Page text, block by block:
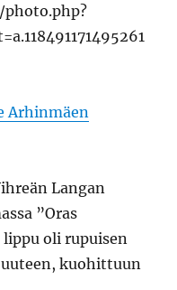
Arhinmäen
Langan
”Oras
oli rupuisen
kuohittuun